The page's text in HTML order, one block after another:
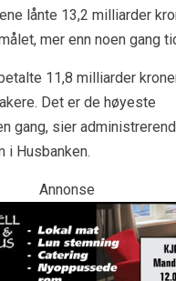
lånte 13,2 milliarder
mer enn noen gang
11,8 milliarder
Det er de høyeste
gang, sier
i Husbanken.
Annonse